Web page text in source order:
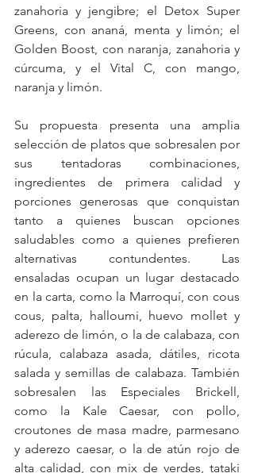
zanahoria y jengibre; el Detox Super
Greens, con ananá, menta y limón; el
Golden Boost, con naranja, zanahoria y
cúrcuma, y el Vital C, con mango,
naranja y limón.
Su propuesta presenta una amplia
selección de platos que sobresalen por
sus tentadoras combinaciones,
ingredientes de primera calidad y
porciones generosas que conquistan
tanto a quienes buscan opciones
saludables como a quienes prefieren
alternativas contundentes. Las
ensaladas ocupan un lugar destacado
en la carta, como la Marroquí, con cous
cous, palta, halloumi, huevo mollet y
aderezo de limón, o la de calabaza, con
rúcula, calabaza asada, dátiles, ricota
salada y semillas de calabaza. También
sobresalen las Especiales Brickell,
como la Kale Caesar, con pollo,
croutones de masa madre, parmesano
y aderezo caesar, o la de atún rojo de
alta calidad, con mix de verdes, tataki